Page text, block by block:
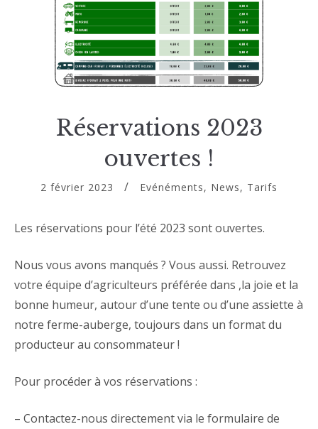
Réservations 2023
ouvertes !
2 février 2023 Evénéments, News, Tarifs
Les réservations pour l’été 2023 sont ouvertes.
Nous vous avons manqués ? Vous aussi. Retrouvez
votre équipe d’agriculteurs préférée dans ,la joie et la
bonne humeur, autour d’une tente ou d’une assiette à
notre ferme-auberge, toujours dans un format du
producteur au consommateur !
Pour procéder à vos réservations :
– Contactez-nous directement via le formulaire de